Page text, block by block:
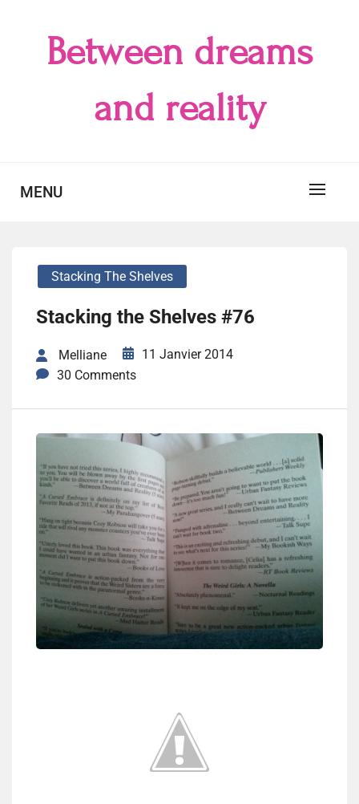
Between dreams
and reality
MENU
Stacking The Shelves
Stacking the Shelves #76
Melliane
11 Janvier 2014
30 Comments